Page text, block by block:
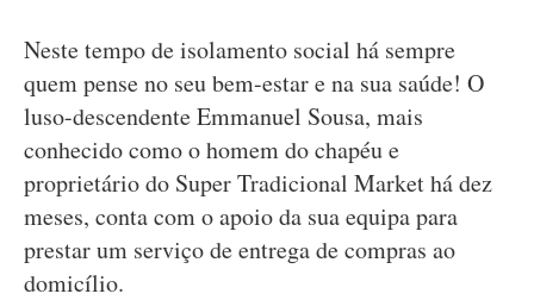
Neste tempo de isolamento social há sempre
quem pense no seu bem-estar e na sua saúde! O
luso-descendente Emmanuel Sousa, mais
conhecido como o homem do chapéu e
proprietário do Super Tradicional Market há dez
meses, conta com o apoio da sua equipa para
prestar um serviço de entrega de compras ao
domicílio.